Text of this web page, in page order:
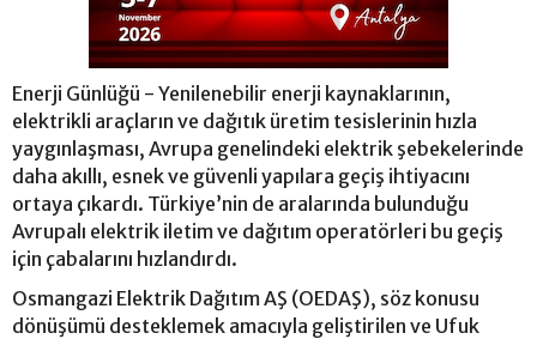
Enerji Günlüğü - Yenilenebilir enerji kaynaklarının,
elektrikli araçların ve dağıtık üretim tesislerinin hızla
yaygınlaşması, Avrupa genelindeki elektrik şebekelerinde
daha akıllı, esnek ve güvenli yapılara geçiş ihtiyacını
ortaya çıkardı. Türkiye’nin de aralarında bulunduğu
Avrupalı elektrik iletim ve dağıtım operatörleri bu geçiş
için çabalarını hızlandırdı.
Osmangazi Elektrik Dağıtım AŞ (OEDAŞ), söz konusu
dönüşümü desteklemek amacıyla geliştirilen ve Ufuk